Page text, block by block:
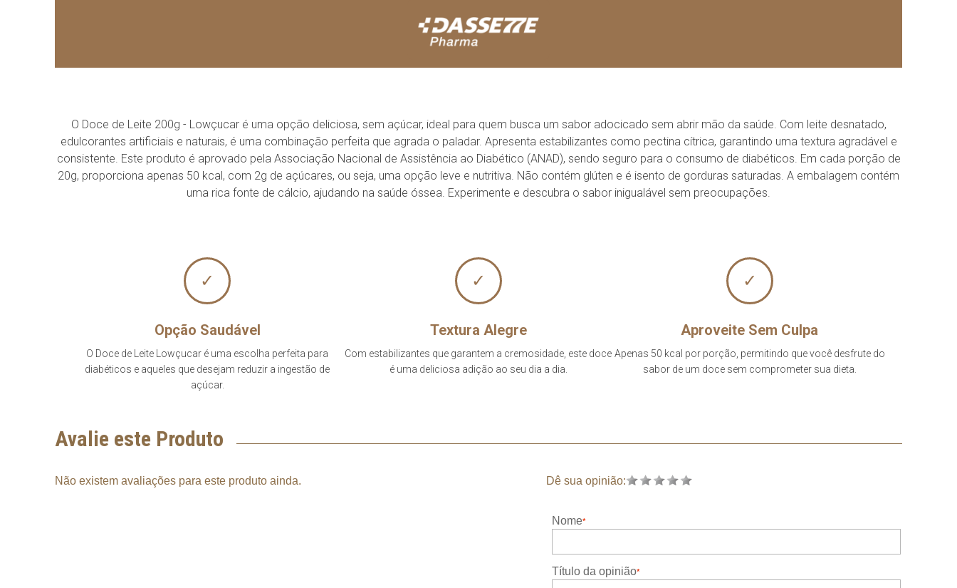
O Doce de Leite 200g - Lowçucar é uma opção deliciosa, sem açúcar, ideal para quem busca um sabor adocicado sem abrir mão da saúde. Com leite desnatado,
edulcorantes artificiais e naturais, é uma combinação perfeita que agrada o paladar. Apresenta estabilizantes como pectina cítrica, garantindo uma textura agradável e
consistente. Este produto é aprovado pela Associação Nacional de Assistência ao Diabético (ANAD), sendo seguro para o consumo de diabéticos. Em cada porção de
20g, proporciona apenas 50 kcal, com 2g de açúcares, ou seja, uma opção leve e nutritiva. Não contém glúten e é isento de gorduras saturadas. A embalagem contém
uma rica fonte de cálcio, ajudando na saúde óssea. Experimente e descubra o sabor inigualável sem preocupações.
✓
Opção Saudável
O Doce de Leite Lowçucar é uma escolha perfeita para
diabéticos e aqueles que desejam reduzir a ingestão de
açúcar.
✓
Textura Alegre
Com estabilizantes que garantem a cremosidade, este doce
é uma deliciosa adição ao seu dia a dia.
✓
Aproveite Sem Culpa
Apenas 50 kcal por porção, permitindo que você desfrute do
sabor de um doce sem comprometer sua dieta.
Avalie este Produto
Não existem avaliações para este produto ainda. Dê sua opinião:
Nome
Título da opinião